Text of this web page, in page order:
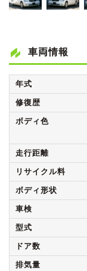
車両情報
年式
修復歴
ボディ色
走行距離
リサイクル料
ボディ形状
車検
型式
ドア数
排気量